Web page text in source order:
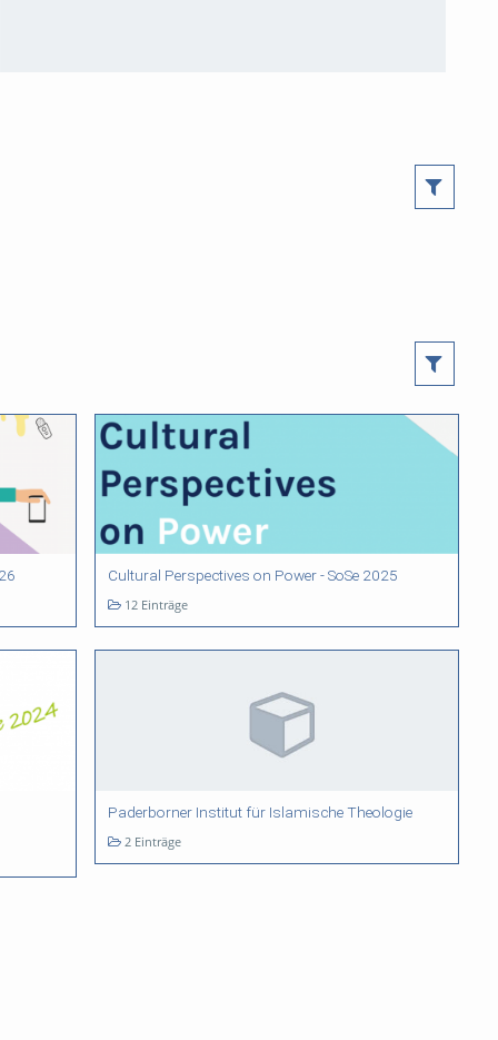
Cultural Perspectives on Power - SoSe 2025
12 Einträge
Paderborner Institut für Islamische Theologie
2 Einträge